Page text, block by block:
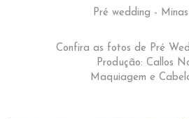
Pré wedding -
Confira as fotos de Pré
Produção: Callos
Maquiagem e